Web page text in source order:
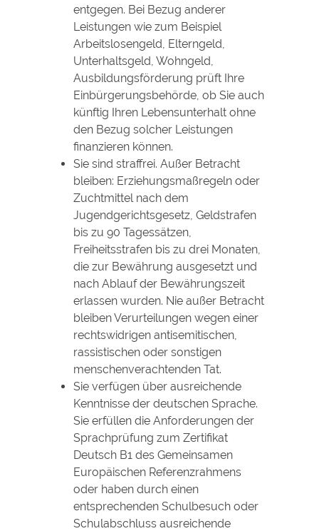
entgegen. Bei Bezug anderer
Leistungen wie zum Beispiel
Arbeitslosengeld, Elterngeld,
Unterhaltsgeld, Wohngeld,
Ausbildungsförderung prüft Ihre
Einbürgerungsbehörde, ob Sie auch
künftig Ihren Lebensunterhalt ohne
den Bezug solcher Leistungen
finanzieren können.
Sie sind straffrei. Außer Betracht
bleiben: Erziehungsmaßregeln oder
Zuchtmittel nach dem
Jugendgerichtsgesetz, Geldstrafen
bis zu 90 Tagessätzen,
Freiheitsstrafen bis zu drei Monaten,
die zur Bewährung ausgesetzt und
nach Ablauf der Bewährungszeit
erlassen wurden. Nie außer Betracht
bleiben Verurteilungen wegen einer
rechtswidrigen antisemitischen,
rassistischen oder sonstigen
menschenverachtenden Tat.
Sie verfügen über ausreichende
Kenntnisse der deutschen Sprache.
Sie erfüllen die Anforderungen der
Sprachprüfung zum Zertifikat
Deutsch B1 des Gemeinsamen
Europäischen Referenzrahmens
oder haben durch einen
entsprechenden Schulbesuch oder
Schulabschluss ausreichende